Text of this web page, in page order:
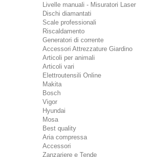
Livelle manuali - Misuratori Laser
Dischi diamantati
Scale professionali
Riscaldamento
Generatori di corrente
Accessori Attrezzature Giardino
Articoli per animali
Articoli vari
Elettroutensili Online
Makita
Bosch
Vigor
Hyundai
Mosa
Best quality
Aria compressa
Accessori
Zanzariere e Tende